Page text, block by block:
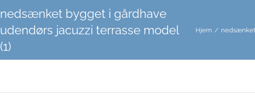
nedsænket bygget i gårdhave
udendørs jacuzzi terrasse model
(1)
Hjem / nedsænket